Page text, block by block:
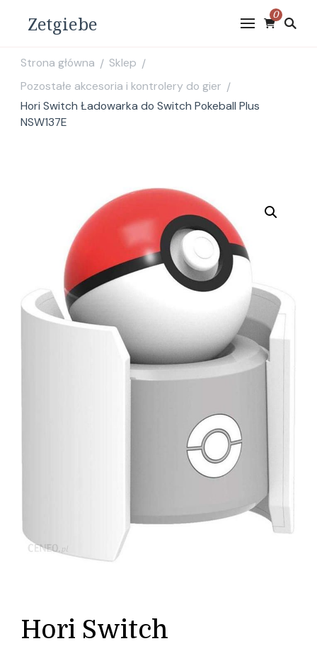
Zetgiebe 0
Strona główna / Sklep /
Pozostałe akcesoria i kontrolery do gier /
Hori Switch Ładowarka do Switch Pokeball Plus
NSW137E
Hori Switch